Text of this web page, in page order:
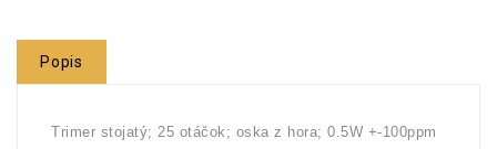
Popis
Trimer stojatý; 25 otáčok; oska z hora; 0.5W +-100ppm